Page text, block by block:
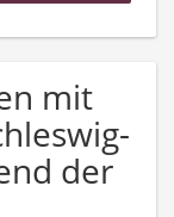
mit
der